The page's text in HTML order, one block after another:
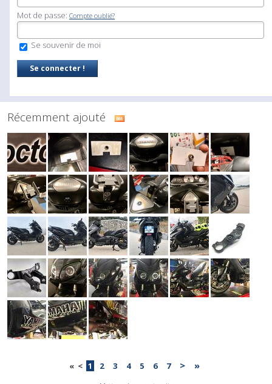
Mot de passe: Compte oublié?
Se souvenir de moi
Récemment ajouté
« < 1 2 3 4 5 6 7 > »